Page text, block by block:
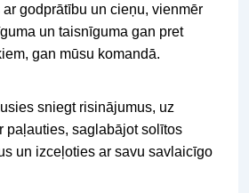
godprātību un cieņu, vienmēr
un taisnīguma gan pret
gan mūsu komandā.
sniegt risinājumus, uz
paļauties, saglabājot solītos
un izceļoties ar savu savlaicīgo